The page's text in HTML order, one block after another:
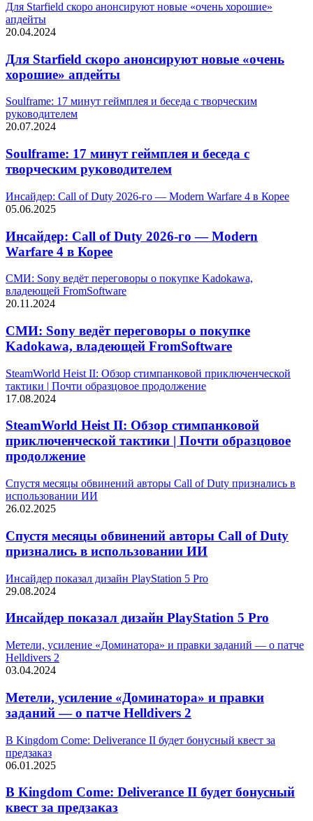
Для Starfield скоро анонсируют новые «очень хорошие»
апдейты
20.04.2024
Для Starfield скоро анонсируют новые «очень
хорошие» апдейты
Soulframe: 17 минут геймплея и беседа с творческим
руководителем
20.07.2024
Soulframe: 17 минут геймплея и беседа с
творческим руководителем
Инсайдер: Call of Duty 2026-го — Modern Warfare 4 в Корее
05.06.2025
Инсайдер: Call of Duty 2026-го — Modern
Warfare 4 в Корее
СМИ: Sony ведёт переговоры о покупке Kadokawa,
владеющей FromSoftware
20.11.2024
СМИ: Sony ведёт переговоры о покупке
Kadokawa, владеющей FromSoftware
SteamWorld Heist II: Обзор стимпанковой приключенческой
тактики | Почти образцовое продолжение
17.08.2024
SteamWorld Heist II: Обзор стимпанковой
приключенческой тактики | Почти образцовое
продолжение
Спустя месяцы обвинений авторы Call of Duty признались в
использовании ИИ
26.02.2025
Спустя месяцы обвинений авторы Call of Duty
признались в использовании ИИ
Инсайдер показал дизайн PlayStation 5 Pro
29.08.2024
Инсайдер показал дизайн PlayStation 5 Pro
Метели, усиление «Доминатора» и правки заданий — о патче
Helldivers 2
03.04.2024
Метели, усиление «Доминатора» и правки
заданий — о патче Helldivers 2
В Kingdom Come: Deliverance II будет бонусный квест за
предзаказ
06.01.2025
В Kingdom Come: Deliverance II будет бонусный
квест за предзаказ